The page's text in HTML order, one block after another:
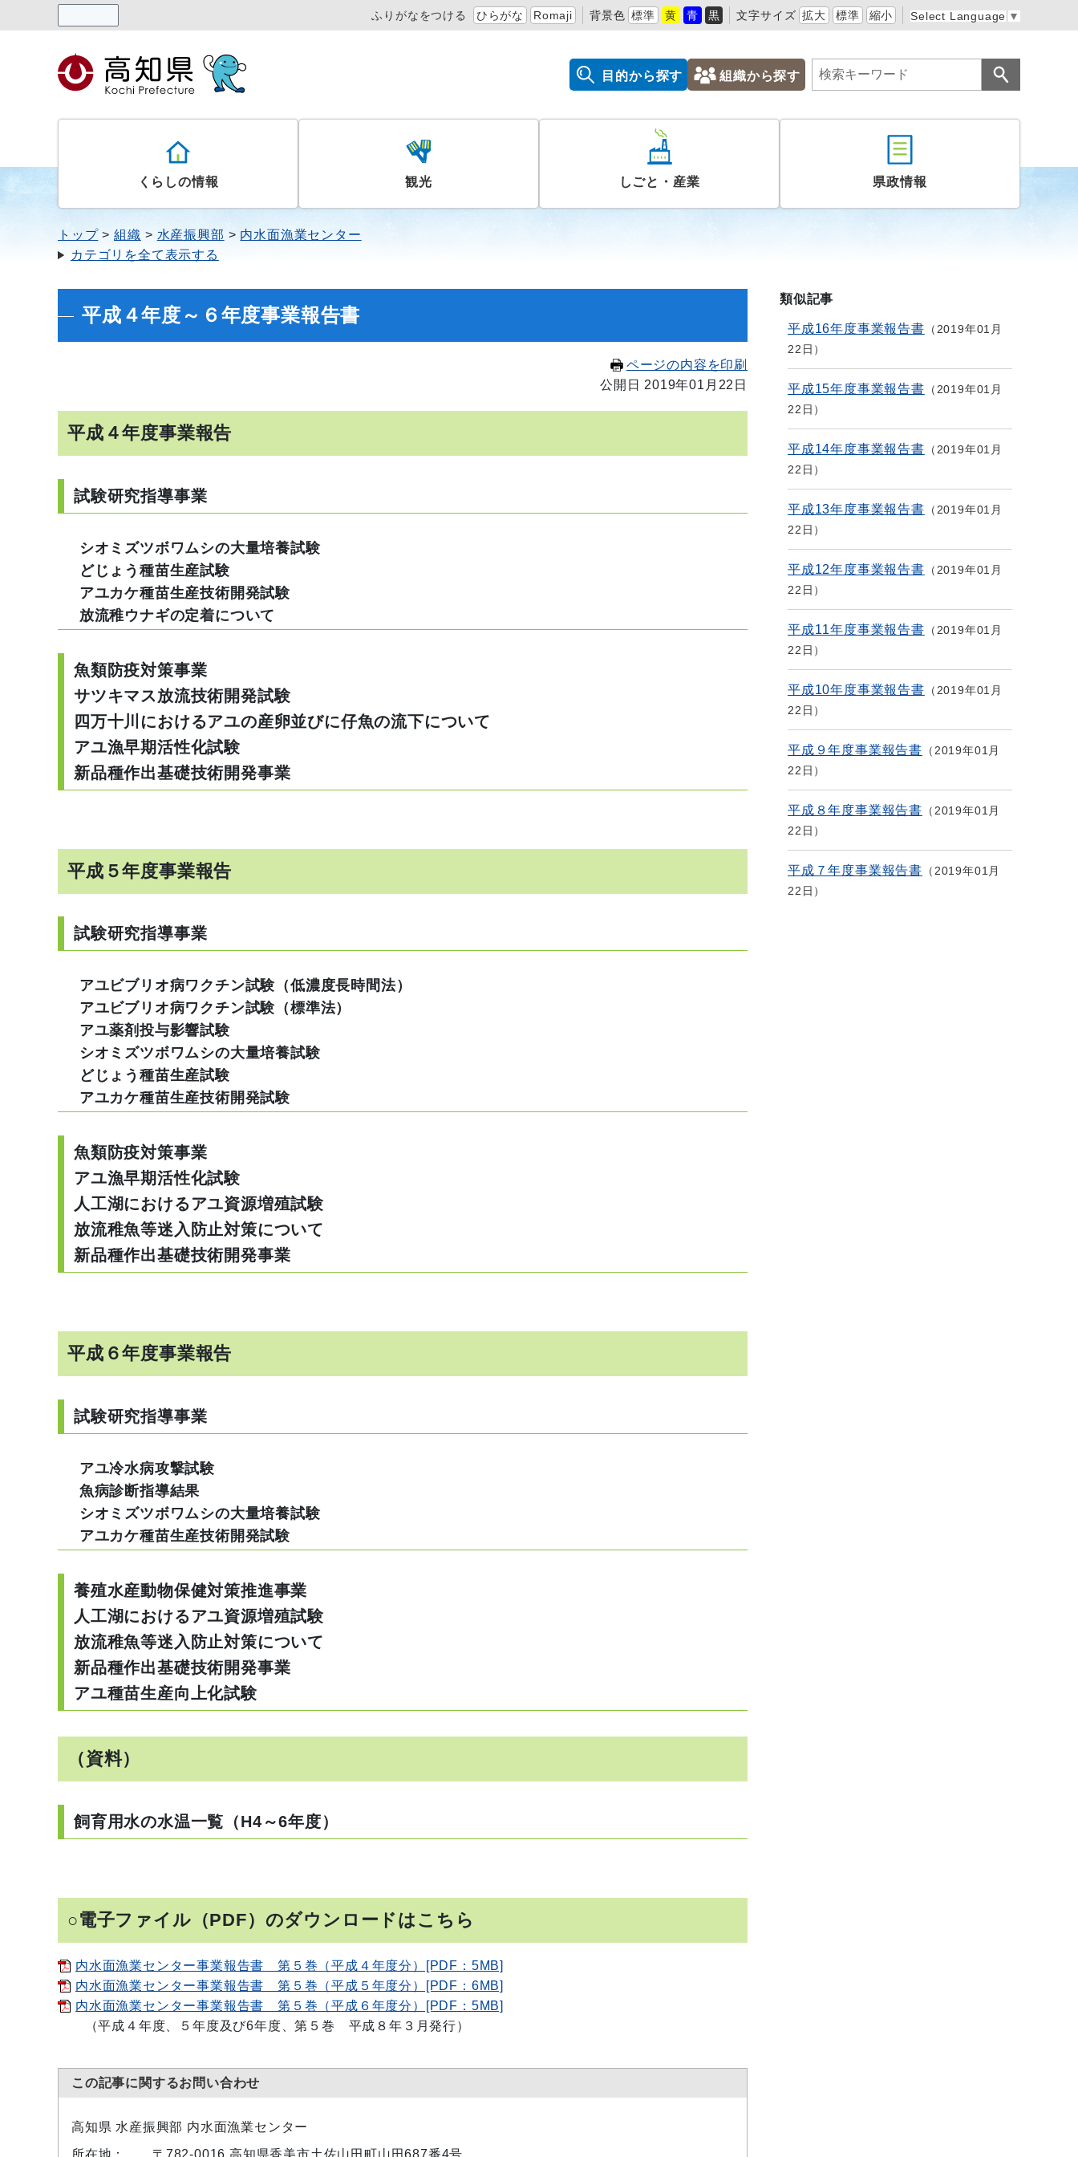
ふりがなをつける ひらがな Romaji 背景色 標準 黄 青 黒 文字サイズ 拡大 標準 縮小 Select Language ▼
目的から探す 組織から探す
くらしの情報 観光 しごと・産業 県政情報
トップ 組織 水産振興部
内水面漁業センター
カテゴリを全て表示する
平成４年度～６年度事業報告書
ページの内容を印刷
公開日 2019年01月22日
平成４年度事業報告
試験研究指導事業
シオミズツボワムシの大量培養試験
どじょう種苗生産試験
アユカケ種苗生産技術開発試験
放流稚ウナギの定着について
魚類防疫対策事業
サツキマス放流技術開発試験
四万十川におけるアユの産卵並びに仔魚の流下について
アユ漁早期活性化試験
新品種作出基礎技術開発事業
平成５年度事業報告
試験研究指導事業
アユビブリオ病ワクチン試験（低濃度長時間法）
アユビブリオ病ワクチン試験（標準法）
アユ薬剤投与影響試験
シオミズツボワムシの大量培養試験
どじょう種苗生産試験
アユカケ種苗生産技術開発試験
魚類防疫対策事業
アユ漁早期活性化試験
人工湖におけるアユ資源増殖試験
放流稚魚等迷入防止対策について
新品種作出基礎技術開発事業
平成６年度事業報告
試験研究指導事業
アユ冷水病攻撃試験
魚病診断指導結果
シオミズツボワムシの大量培養試験
アユカケ種苗生産技術開発試験
養殖水産動物保健対策推進事業
人工湖におけるアユ資源増殖試験
放流稚魚等迷入防止対策について
新品種作出基礎技術開発事業
アユ種苗生産向上化試験
（資料）
飼育用水の水温一覧（H4～6年度）
○電子ファイル（PDF）のダウンロードはこちら
内水面漁業センター事業報告書 第５巻（平成４年度分）[PDF：5MB]
内水面漁業センター事業報告書 第５巻（平成５年度分）[PDF：6MB]
内水面漁業センター事業報告書 第５巻（平成６年度分）[PDF：5MB]
（平成４年度、５年度及び6年度、第５巻 平成８年３月発行）
この記事に関するお問い合わせ
高知県 水産振興部 内水面漁業センター
所在地：
〒782-0016 高知県香美市土佐山田町山田687番4号
類似記事
平成16年度事業報告書
2019年01月
22日
平成15年度事業報告書
2019年01月
22日
平成14年度事業報告書
2019年01月
22日
平成13年度事業報告書
2019年01月
22日
平成12年度事業報告書
2019年01月
22日
平成11年度事業報告書
2019年01月
22日
平成10年度事業報告書
2019年01月
22日
平成９年度事業報告書
2019年01月
22日
平成８年度事業報告書
2019年01月
22日
平成７年度事業報告書
2019年01月
22日